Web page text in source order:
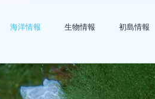
海洋情報 生物情報 初島情報